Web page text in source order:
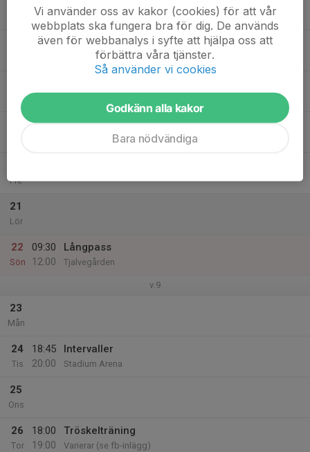
18:45
Intervaller
Stadium Arena
Ons
18:00
Tröskelträning
Varierar (se fb-inlägg)
Fre
21
Lör
22
Sön
09:30
12:00
Långpass
Tjalvegården
v.9
23
Mån
24
Tis
18:45
20:00
Intervaller
Stadium Arena
25
Ons
26
Tor
18:00
19:00
Tröskelträning
Varierar (se fb-inlägg)
Vi använder oss av kakor (cookies) för att vår
webbplats ska fungera bra för dig. De används
även för webbanalys i syfte att hjälpa oss att
förbättra våra tjänster.
Så använder vi cookies
Godkänn alla kakor
Bara nödvändiga